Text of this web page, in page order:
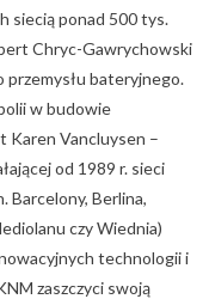
siecią ponad 500 tys.
Chryc-Gawrychowski
bateryjnego.
w budowie
Karen Vancluysen –
od 1989 r. sieci
Barcelony, Berlina,
czy Wiednia)
technologii i
zaszczyci swoją